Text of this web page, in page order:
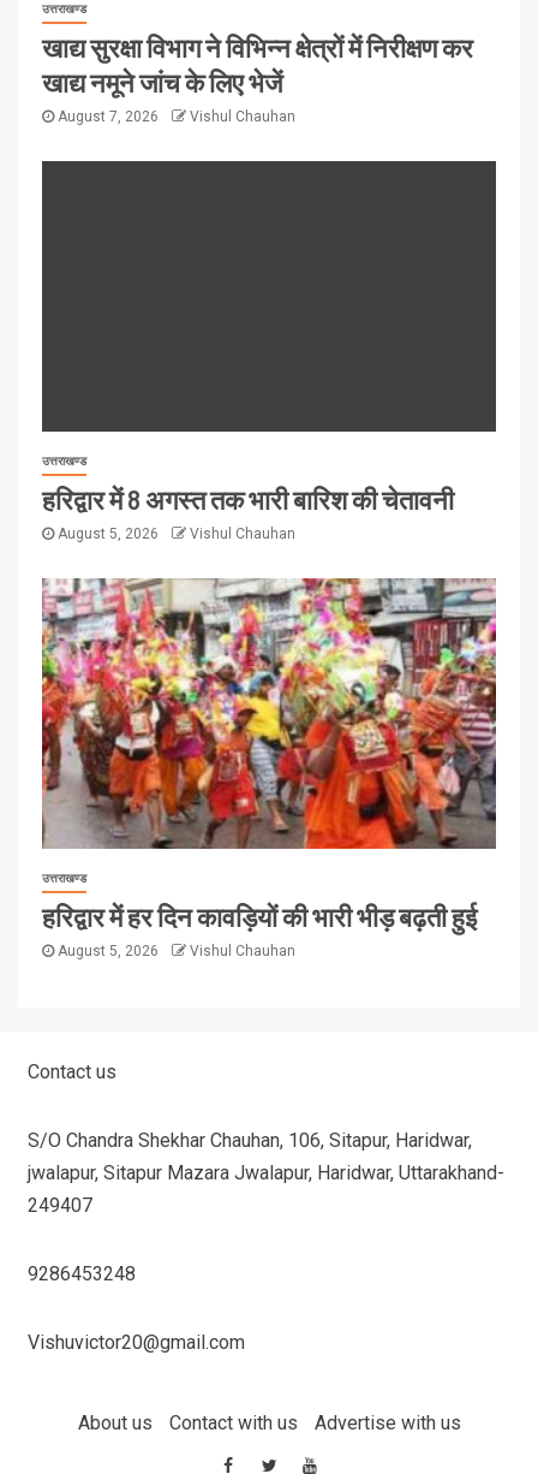
उत्तराखण्ड
खाद्य सुरक्षा विभाग ने विभिन्न क्षेत्रों में निरीक्षण कर
खाद्य नमूने जांच के लिए भेजें
August 7, 2026 Vishul Chauhan
उत्तराखण्ड
हरिद्वार में 8 अगस्त तक भारी बारिश की चेतावनी
August 5, 2026 Vishul Chauhan
उत्तराखण्ड
हरिद्वार में हर दिन कावड़ियों की भारी भीड़ बढ़ती हुई
August 5, 2026 Vishul Chauhan
Contact us
S/O Chandra Shekhar Chauhan, 106, Sitapur, Haridwar,
jwalapur, Sitapur Mazara Jwalapur, Haridwar, Uttarakhand-
249407
9286453248
Vishuvictor20@gmail.com
About us Contact with us Advertise with us